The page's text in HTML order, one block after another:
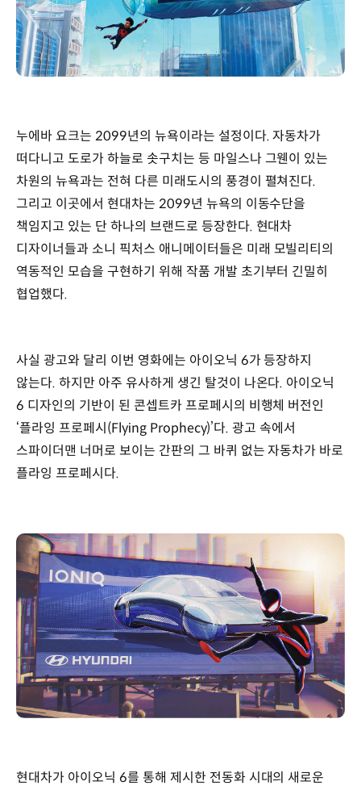
누에바 요크는 2099년의 뉴욕이라는 설정이다. 자동차가
떠다니고 도로가 하늘로 솟구치는 등 마일스나 그웬이 있는
차원의 뉴욕과는 전혀 다른 미래도시의 풍경이 펼쳐진다.
그리고 이곳에서 현대차는 2099년 뉴욕의 이동수단을
책임지고 있는 단 하나의 브랜드로 등장한다. 현대차
디자이너들과 소니 픽처스 애니메이터들은 미래 모빌리티의
역동적인 모습을 구현하기 위해 작품 개발 초기부터 긴밀히
협업했다.
사실 광고와 달리 이번 영화에는 아이오닉 6가 등장하지
않는다. 하지만 아주 유사하게 생긴 탈것이 나온다. 아이오닉
6 디자인의 기반이 된 콘셉트카 프로페시의 비행체 버전인
‘플라잉 프로페시(Flying Prophecy)’다. 광고 속에서
스파이더맨 너머로 보이는 간판의 그 바퀴 없는 자동차가 바로
플라잉 프로페시다.
현대차가 아이오닉 6를 통해 제시한 전동화 시대의 새로운